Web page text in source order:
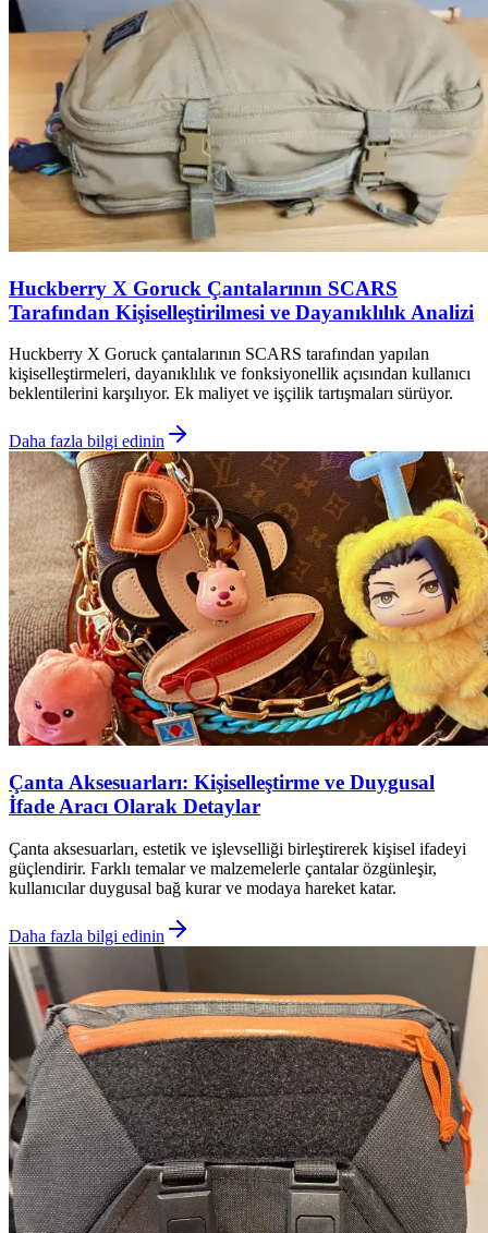
Huckberry X Goruck Çantalarının SCARS
Tarafından Kişiselleştirilmesi ve Dayanıklılık Analizi
Huckberry X Goruck çantalarının SCARS tarafından yapılan
kişiselleştirmeleri, dayanıklılık ve fonksiyonellik açısından kullanıcı
beklentilerini karşılıyor. Ek maliyet ve işçilik tartışmaları sürüyor.
Daha fazla bilgi edinin
Çanta Aksesuarları: Kişiselleştirme ve Duygusal
İfade Aracı Olarak Detaylar
Çanta aksesuarları, estetik ve işlevselliği birleştirerek kişisel ifadeyi
güçlendirir. Farklı temalar ve malzemelerle çantalar özgünleşir,
kullanıcılar duygusal bağ kurar ve modaya hareket katar.
Daha fazla bilgi edinin